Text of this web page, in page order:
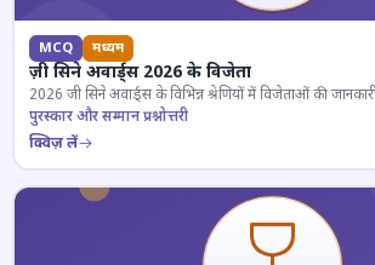
MCQ मध्यम
ज़ी सिने अवार्ड्स 2026 के विजेता
2026 जी सिने अवार्ड्स के विभिन्न श्रेणियों में विजेताओं की
पुरस्कार और सम्मान प्रश्नोत्तरी
क्विज़ लें